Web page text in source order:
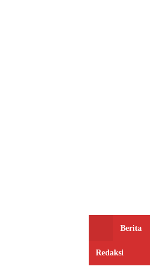
m
e
Berita
Redaksi